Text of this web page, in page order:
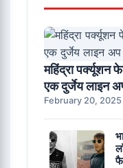
महिंद्रा
एक दुर्जेय लाइन
February 20, 2025